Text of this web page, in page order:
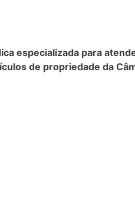
especializada para
de propriedade da